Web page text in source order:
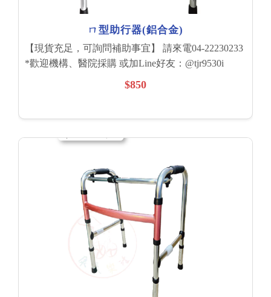
ㄇ型助行器(鋁合金)
【現貨充足，可詢問補助事宜】 請來電04-22230233
*歡迎機構、醫院採購 或加Line好友：@tjr9530i
$850